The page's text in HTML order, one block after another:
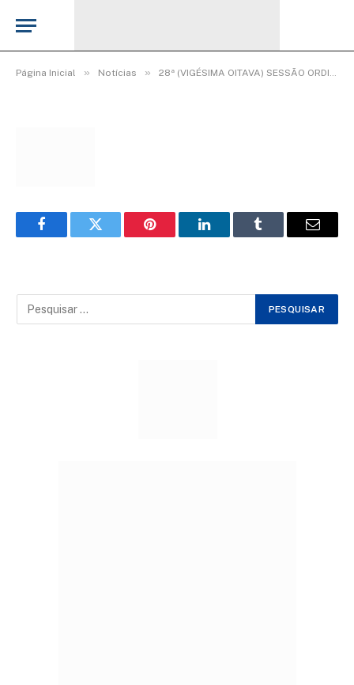
Página Inicial » Notícias » 28ª (VIGÉSIMA OITAVA) SESSÃO ORDINÁRIA DO 2º PERÍODO LEGISLATIVO DA 20ª LEGISLATURA.
WhatsApp Image 2025-09-17 at 09.07.56
FacebookTwitter Pinterest LinkedInTumblr Email